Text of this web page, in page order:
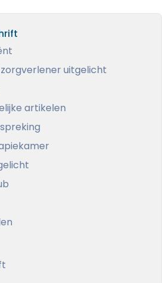
uitgelicht
artikelen